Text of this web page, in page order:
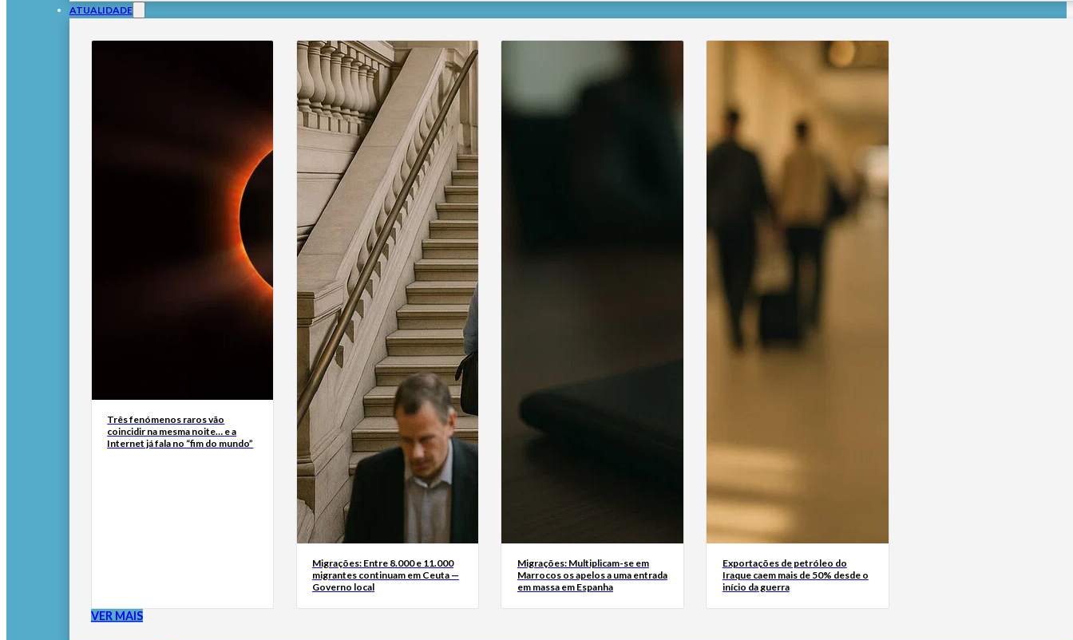
ATUALIDADE
Três fenómenos raros vão
coincidir na mesma noite… e a
Internet já fala no “fim do mundo”
Migrações: Entre 8.000 e 11.000
migrantes continuam em Ceuta —
Governo local
Migrações: Multiplicam-se em
Marrocos os apelos a uma entrada
em massa em Espanha
Exportações de petróleo do
Iraque caem mais de 50% desde o
início da guerra
VER MAIS